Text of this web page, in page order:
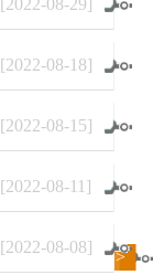
[2022-08-29]
[2022-08-18]
[2022-08-15]
[2022-08-11 ]
[2022-08-08]
进入新闻 频道>>